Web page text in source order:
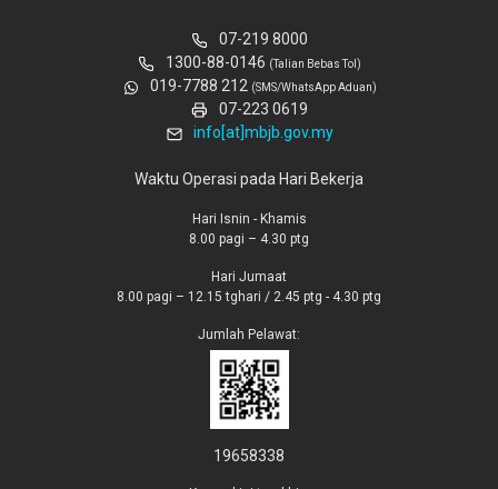
07-219 8000
1300-88-0146 (Talian Bebas Tol)
019-7788 212 (SMS/WhatsApp Aduan)
07-223 0619
info[at]mbjb.gov.my
Waktu Operasi pada Hari Bekerja
Hari Isnin - Khamis
8.00 pagi – 4.30 ptg
Hari Jumaat
8.00 pagi – 12.15 tghari / 2.45 ptg - 4.30 ptg
Jumlah Pelawat:
19658338